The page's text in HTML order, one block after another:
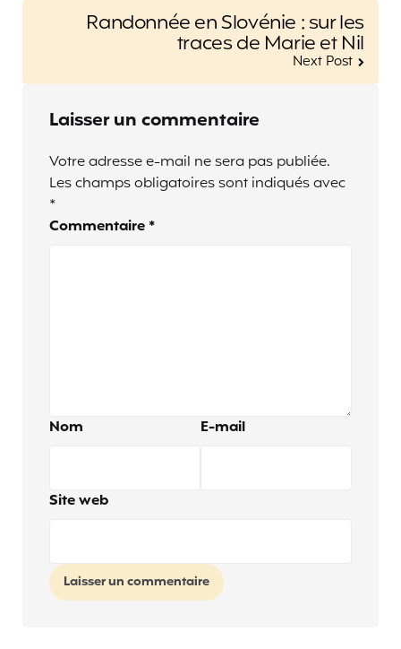
Randonnée en Slovénie : sur les
traces de Marie et Nil
Next Post
Laisser un commentaire
Votre adresse e-mail ne sera pas publiée.
Les champs obligatoires sont indiqués avec
*
Commentaire *
Nom E-mail
Site web